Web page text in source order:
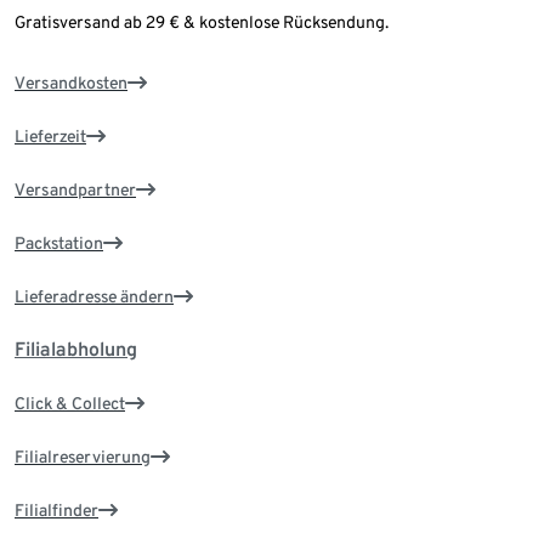
Gratisversand ab 29 € & kostenlose Rücksendung.
Versandkosten
Lieferzeit
Versandpartner
Packstation
Lieferadresse ändern
Filialabholung
Click & Collect
Filialreservierung
Filialfinder